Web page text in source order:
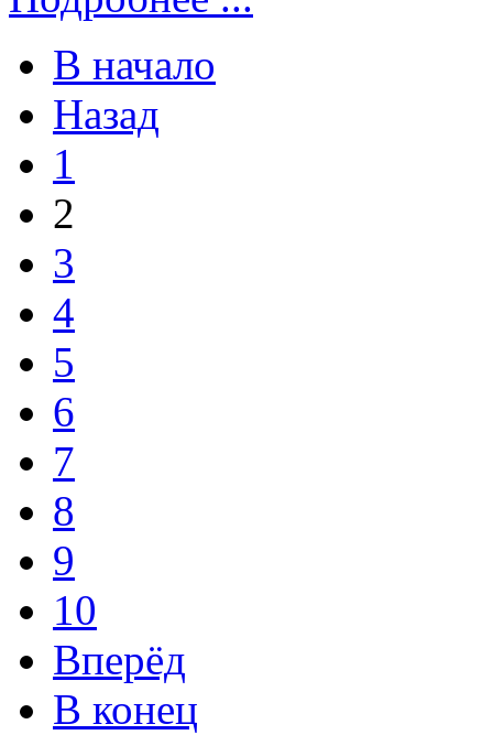
В начало
Назад
1
2
3
4
5
6
7
8
9
10
Вперёд
В конец